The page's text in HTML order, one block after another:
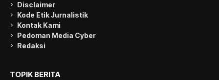
Disclaimer
Kode Etik Jurnalistik
Kontak Kami
Pedoman Media Cyber
Redaksi
TOPIK BERITA